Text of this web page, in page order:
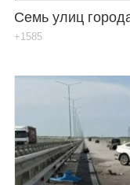
Семь улиц
+1585